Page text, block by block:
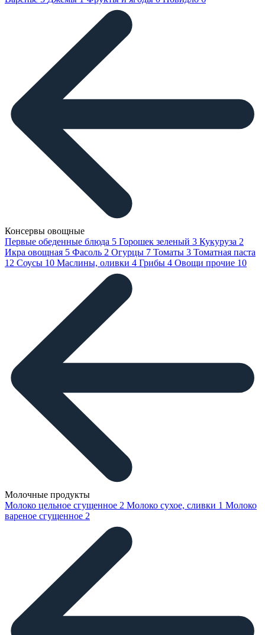
Консервы овощные
Первые обеденные блюда 5 Горошек зеленый 3 Кукуруза 2
Икра овощная 5 Фасоль 2 Огурцы 7 Томаты 3 Томатная паста
12 Соусы 10 Маслины, оливки 4 Грибы 4 Овощи прочие 10
Молочные продукты
Молоко цельное сгущенное 2 Молоко сухое, сливки 1 Молоко
вареное сгущенное 2